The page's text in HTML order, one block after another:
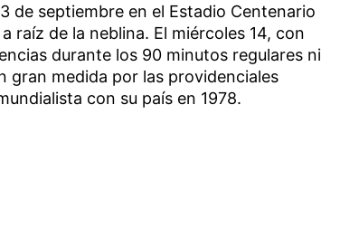
de septiembre en el Estadio Centenario
raíz de la neblina. El miércoles 14, con
durante los 90 minutos regulares ni
gran medida por las providenciales
con su país en 1978.